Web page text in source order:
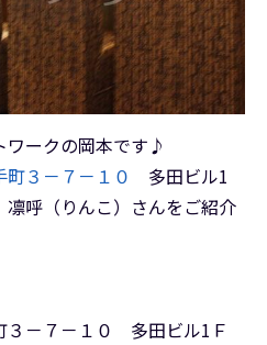
ワークの岡本です♪
３－７－１０
多田ビル1
凛呼（りんこ）さんをご紹介
３－７－１０ 多田ビル1Ｆ